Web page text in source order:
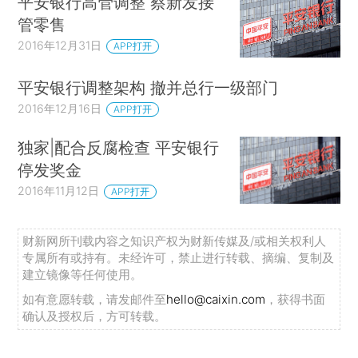
管零售
2016年12月31日 APP打开
平安银行调整架构 撤并总行一级部门
2016年12月16日 APP打开
独家|配合反腐检查 平安银行
停发奖金
2016年11月12日 APP打开
财新网所刊载内容之知识产权为财新传媒及/或相关权利人
专属所有或持有。未经许可，禁止进行转载、摘编、复制及
建立镜像等任何使用。
如有意愿转载，请发邮件至hello@caixin.com ，获得书面
确认及授权后，方可转载。